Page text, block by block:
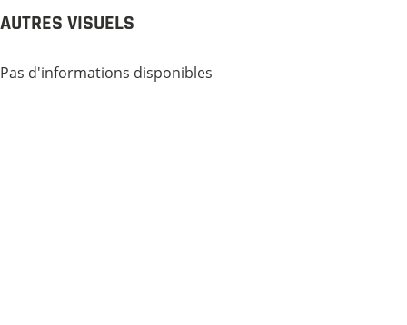
AUTRES VISUELS
Pas d'informations disponibles